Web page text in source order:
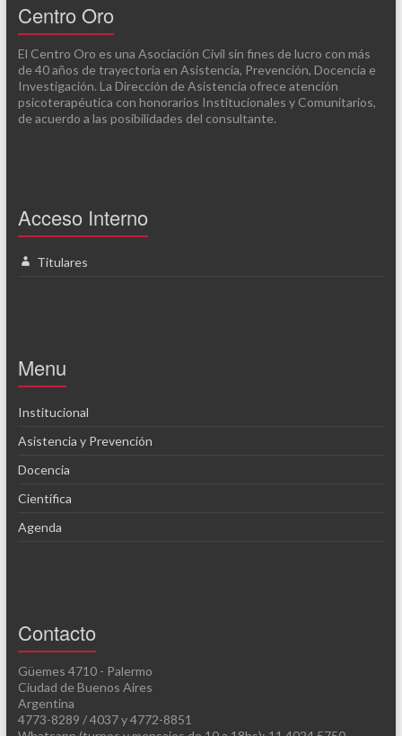
Centro Oro
El Centro Oro es una Asociación Civil sin fines de lucro con más
de 40 años de trayectoria en Asistencia, Prevención, Docencia e
Investigación. La Dirección de Asistencia ofrece atención
psicoterapéutica con honorarios Institucionales y Comunitarios,
de acuerdo a las posibilidades del consultante.
Acceso Interno
Titulares
Menu
Institucional
Asistencia y Prevención
Docencia
Científica
Agenda
Contacto
Güemes 4710 - Palermo
Ciudad de Buenos Aires
Argentina
4773-8289 / 4037 y 4772-8851